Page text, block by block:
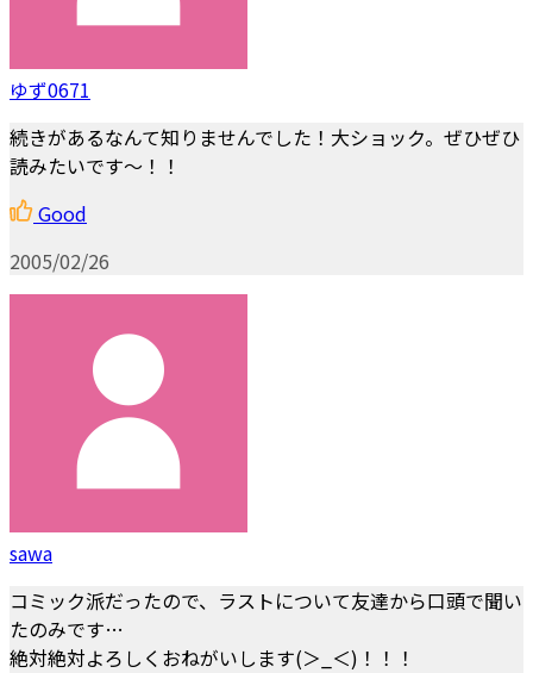
ゆず0671
続きがあるなんて知りませんでした！大ショック。ぜひぜひ
読みたいです～！！
Good
2005/02/26
sawa
コミック派だったので、ラストについて友達から口頭で聞い
たのみです…
絶対絶対よろしくおねがいします(＞_＜)！！！